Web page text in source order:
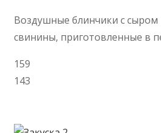
Воздушные блинчики с сыром
свинины, приготовленные в
159
143